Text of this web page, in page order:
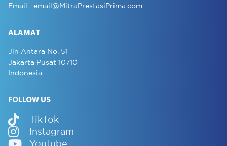
Email : email@MitraPrestasiPrima.com
ALAMAT
Jln Antara No. 51
Jakarta Pusat 10710
Indonesia
FOLLOW US
TikTok
Instagram